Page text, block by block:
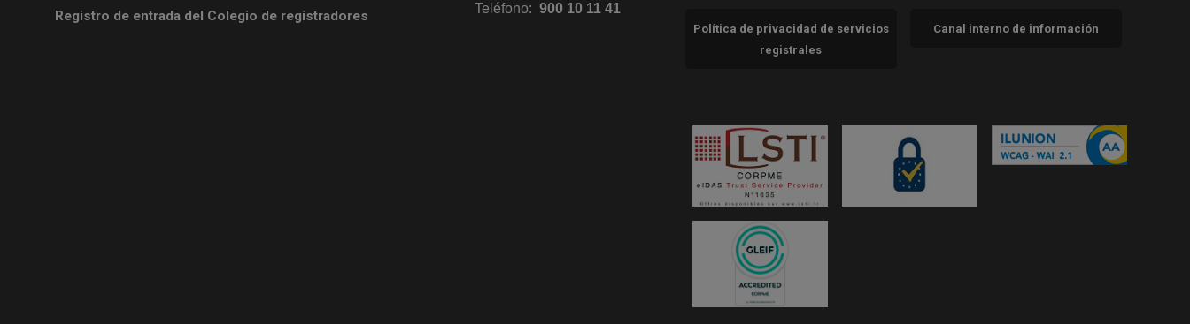
Registro de entrada del Colegio de registradores
Teléfono:900 10 11 41
Política de privacidad de servicios
registrales
Canal interno de información